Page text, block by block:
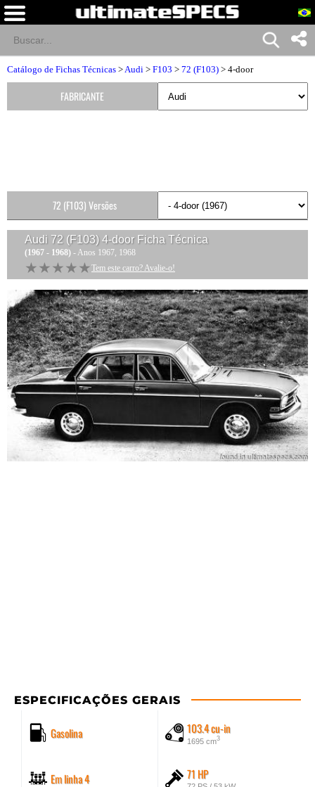
Catálogo de Fichas Técnicas >Audi > F103 > 72 (F103) > 4-door
Audi 72 (F103) 4-doorFicha Técnica
(1967 - 1968) - Anos 1967, 1968
★★★★★
★★★★★ Tem este carro? Avalie-o!
ESPECIFICAÇÕES GERAIS
Gasolina 103.4 cu-in
1695 cm3
Em linha 4 71 HP
FABRICANTE
72 (F103) Versões